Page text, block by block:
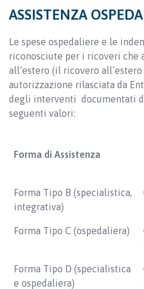
ASSISTENZA
Le spese ospedaliere e le
riconosciute per i ricoveri che
all’estero (il ricovero
autorizzazione rilasciata da
degli interventi documentati
seguenti valori:
Forma di Assistenza
Forma Tipo B (specialistica,
integrativa)
Forma Tipo C (ospedaliera)
Forma Tipo D (specialistica
e ospedaliera)